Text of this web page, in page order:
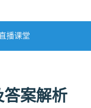
播课堂
案解析